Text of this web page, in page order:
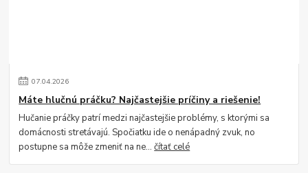
07.04.2026
Máte hlučnú práčku? Najčastejšie príčiny a riešenie!
Hučanie práčky patrí medzi najčastejšie problémy, s ktorými sa
domácnosti stretávajú. Spočiatku ide o nenápadný zvuk, no
postupne sa môže zmeniť na ne...čítať celé